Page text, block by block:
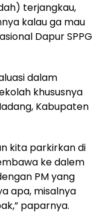
terjangkau,
kalau ga mau
Dapur SPPG
dalam
khususnya
Kabupaten
kita parkirkan di
ke dalem
PM yang
apa, misalnya
paparnya.